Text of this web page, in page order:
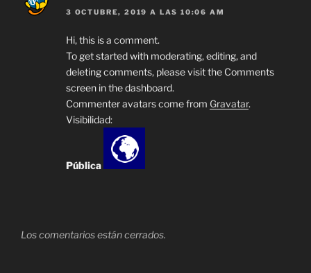
3 OCTUBRE, 2019 A LAS 10:06 AM
Hi, this is a comment.
To get started with moderating, editing, and
deleting comments, please visit the Comments
screen in the dashboard.
Commenter avatars come from Gravatar.
Visibilidad:
Pública
Los comentarios están cerrados.